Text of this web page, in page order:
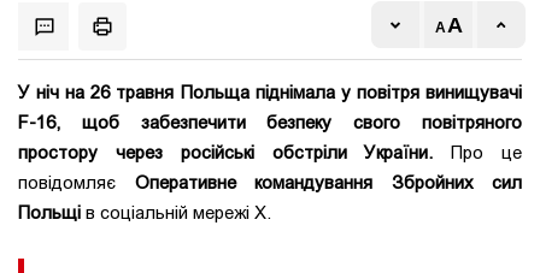
У ніч на 26 травня Польща піднімала у повітря винищувачі
F-16, щоб забезпечити безпеку свого повітряного
простору через російські обстріли України. Про це
повідомляє Оперативне командування Збройних сил
Польщі в соціальній мережі X.